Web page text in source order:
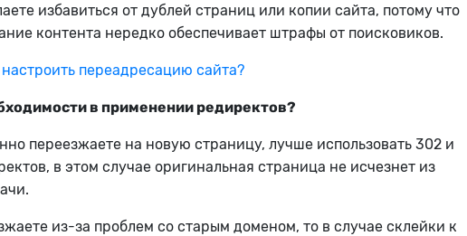
избавиться от дублей страниц или копии сайта, потому что
контента нередко обеспечивает штрафы от поисковиков.
переадресацию сайта?
в применении редиректов?
переезжаете на новую страницу, лучше использовать 302 и
в этом случае оригинальная страница не исчезнет из
из-за проблем со старым доменом, то в случае склейки к